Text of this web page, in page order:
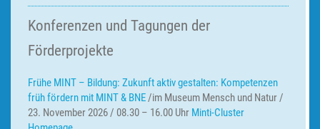
Konferenzen und Tagungen der
Förderprojekte
Frühe MINT – Bildung: Zukunft aktiv gestalten: Kompetenzen
früh fördern mit MINT & BNE/im Museum Mensch und Natur /
23. November 2026 / 08.30 – 16.00 Uhr Minti-Cluster